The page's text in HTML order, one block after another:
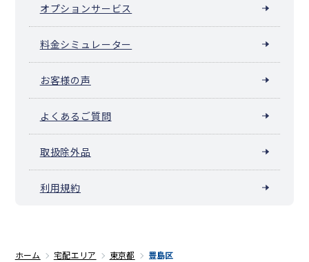
オプションサービス
料金シミュレーター
お客様の声
よくあるご質問
取扱除外品
利用規約
ホーム 宅配エリア 東京都 豊島区